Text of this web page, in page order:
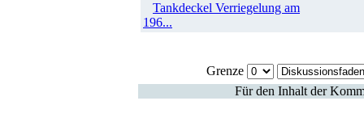
Tankdeckel Verriegelung am
196...
Grenze
Für den Inhalt der